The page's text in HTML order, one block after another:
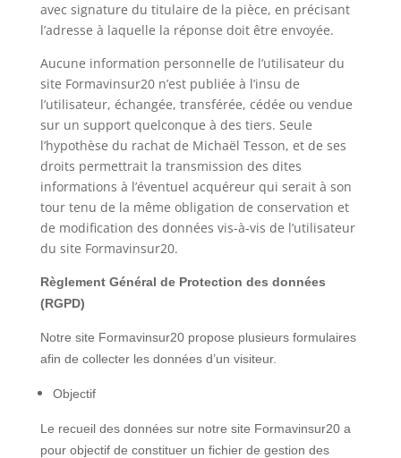
avec signature du titulaire de la pièce, en précisant
l’adresse à laquelle la réponse doit être envoyée.
Aucune information personnelle de l’utilisateur du
site Formavinsur20 n’est publiée à l’insu de
l’utilisateur, échangée, transférée, cédée ou vendue
sur un support quelconque à des tiers. Seule
l’hypothèse du rachat de Michaël Tesson, et de ses
droits permettrait la transmission des dites
informations à l’éventuel acquéreur qui serait à son
tour tenu de la même obligation de conservation et
de modification des données vis-à-vis de l’utilisateur
du site Formavinsur20.
Règlement Général de Protection des données
(RGPD)
Notre site Formavinsur20 propose plusieurs formulaires
afin de collecter les données d’un visiteur.
Objectif
Le recueil des données sur notre site Formavinsur20 a
pour objectif de constituer un fichier de gestion des